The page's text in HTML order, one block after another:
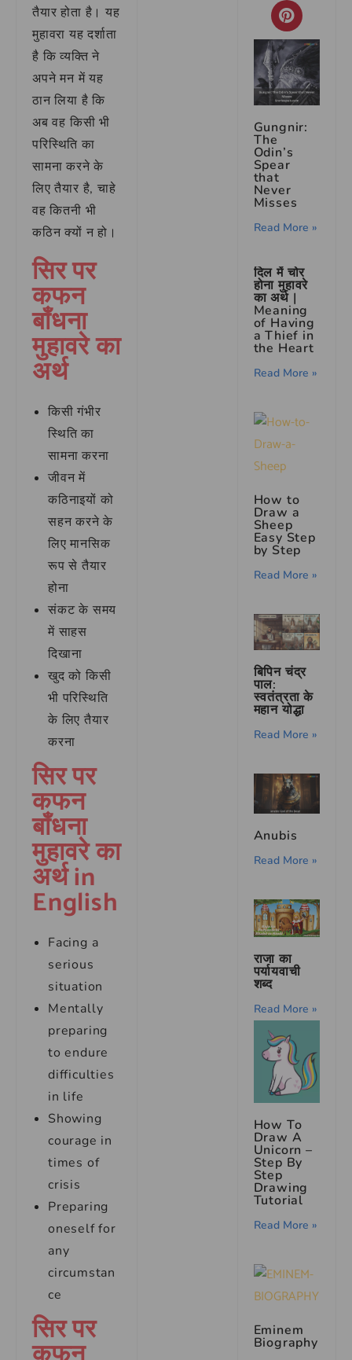
तैयार होता है। यह
मुहावरा यह दर्शाता
है कि व्यक्ति ने
अपने मन में यह
ठान लिया है कि
अब वह किसी भी
परिस्थिति का
सामना करने के
लिए तैयार है, चाहे
वह कितनी भी
कठिन क्यों न हो।
सिर पर
कफन
बाँधना
मुहावरे का
अर्थ
किसी गंभीर
स्थिति का
सामना करना
जीवन में
कठिनाइयों को
सहन करने के
लिए मानसिक
रूप से तैयार
होना
संकट के समय
में साहस
दिखाना
खुद को किसी
भी परिस्थिति
के लिए तैयार
करना
सिर पर
कफन
बाँधना
मुहावरे का
अर्थ in
English
Facing a
serious
situation
Mentally
preparing
to endure
difficulties
in life
Showing
courage in
times of
crisis
Preparing
oneself for
any
circumstan
ce
सिर पर
Gungnir:
The
Odin’s
Spear
that
Never
Misses
Read More »
दिल में चोर
होना मुहावरे
का अर्थ |
Meaning
of Having
a Thief in
the Heart
Read More »
How to
Draw a
Sheep
Easy Step
by Step
Read More »
बिपिन चंद्र
पाल:
स्वतंत्रता के
महान योद्धा
Read More »
Anubis
Read More »
राजा का
पर्यायवाची
शब्द
Read More »
How To
Draw A
Unicorn –
Step By
Step
Drawing
Tutorial
Read More »
Eminem
Biography